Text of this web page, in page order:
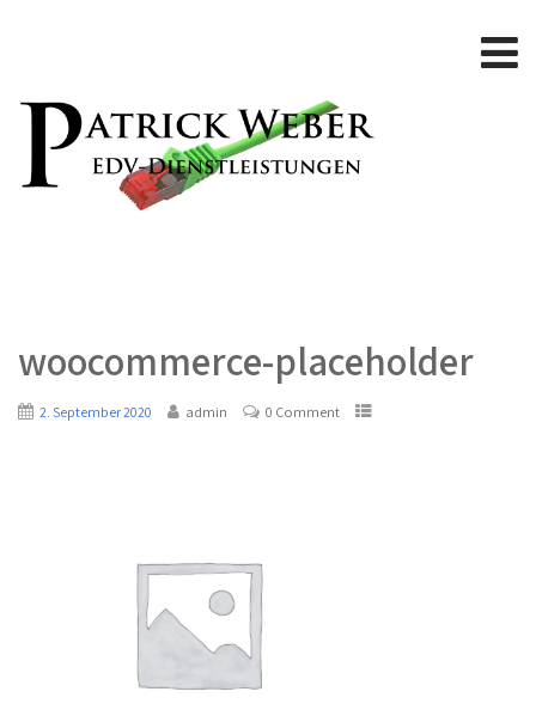
woocommerce-placeholder
2. September 2020 admin 0 Comment